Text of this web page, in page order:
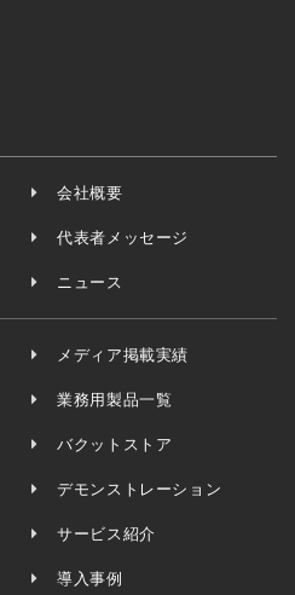
会社概要
代表者メッセージ
ニュース
メディア掲載実績
業務用製品一覧
バクットストア
デモンストレーション
サービス紹介
導入事例